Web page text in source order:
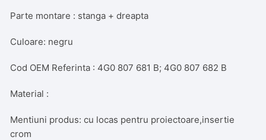
Parte montare : stanga + dreapta
Culoare: negru
Cod OEM Referinta : 4G0 807 681 B; 4G0 807 682 B
Material :
Mentiuni produs: cu locas pentru proiectoare,insertie
crom